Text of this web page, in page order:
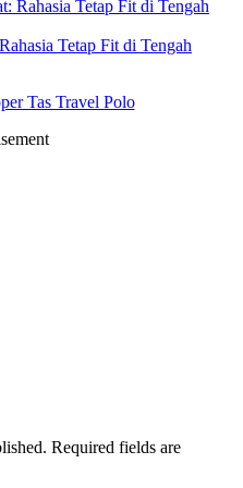
Tetap Fit di Tengah
Required fields are